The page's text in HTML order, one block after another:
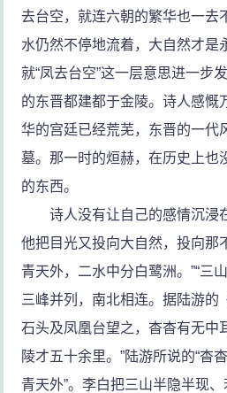
去台空，就连六朝的繁华也一去
水仍然不停地流着，大自然才
就“凤去台空”这一层意思进一步
的东晋都建都于金陵。诗人感慨
华的宫廷已经荒芜，东晋的一代
墓。那一时的烜赫，在历史上也
的东西。
诗人没有让自己的感情沉浸在
他把目光又投向大自然，投向那
青天外，二水中分白鹭洲。”“三
三峰并列，南北相连。据陆游的
石头及凤凰台望之，杳杳有无中
陵才五十余里。”陆游所说的“杳
青天外”。李白把三山半隐半现